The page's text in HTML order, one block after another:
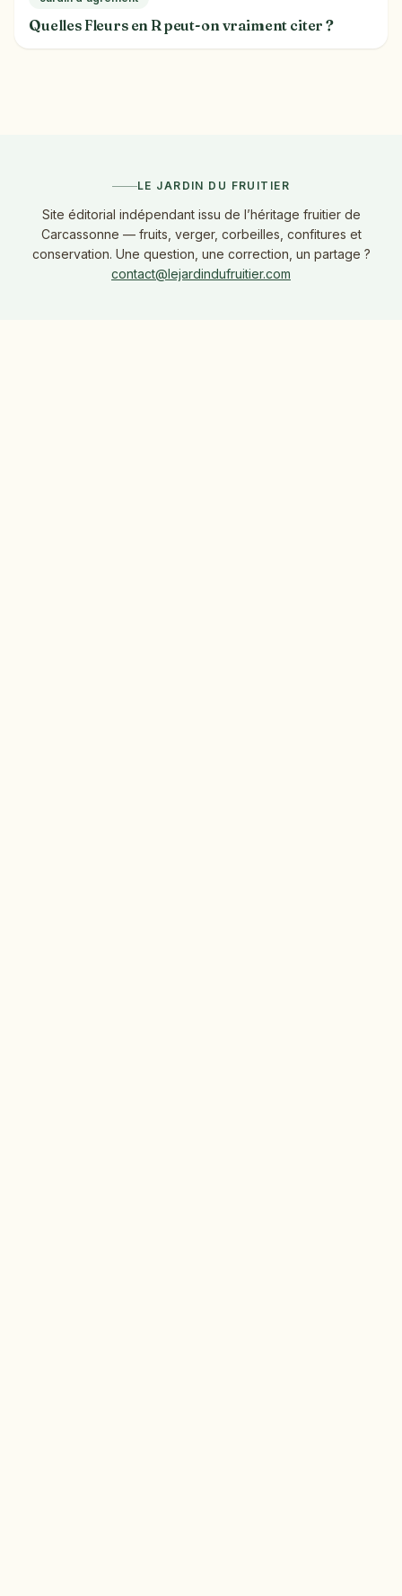
Quelles Fleurs en R peut-on vraiment citer ?
LE JARDIN DU FRUITIER
Site éditorial indépendant issu de l’héritage fruitier de
Carcassonne — fruits, verger, corbeilles, confitures et
conservation. Une question, une correction, un partage ?
contact@lejardindufruitier.com